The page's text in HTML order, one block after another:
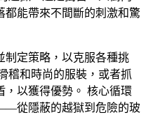
都能帶來不間斷的刺激和驚
制定策略，以克服各種挑
稽和時尚的服裝，或者抓
，以獲得優勢。 核心循環
從隱蔽的越獄到危險的玻